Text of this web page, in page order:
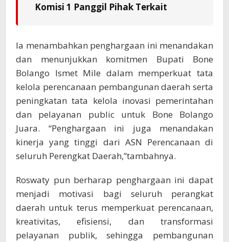
Komisi 1 Panggil Pihak Terkait
Ia menambahkan penghargaan ini menandakan
dan menunjukkan komitmen Bupati Bone
Bolango Ismet Mile dalam memperkuat tata
kelola perencanaan pembangunan daerah serta
peningkatan tata kelola inovasi pemerintahan
dan pelayanan public untuk Bone Bolango
Juara. “Penghargaan ini juga menandakan
kinerja yang tinggi dari ASN Perencanaan di
seluruh Perengkat Daerah,”tambahnya.
Roswaty pun berharap penghargaan ini dapat
menjadi motivasi bagi seluruh perangkat
daerah untuk terus memperkuat perencanaan,
kreativitas, efisiensi, dan transformasi
pelayanan publik, sehingga pembangunan